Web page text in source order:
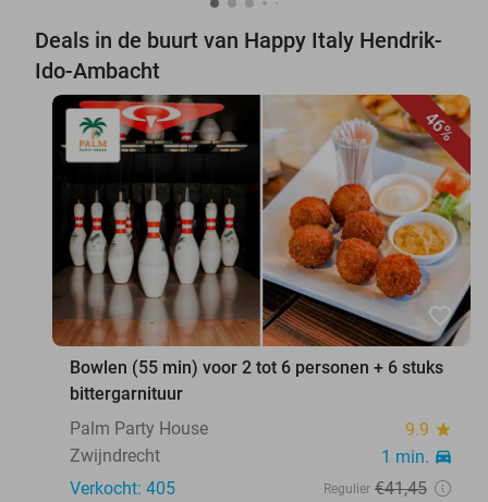
Deals in de buurt van Happy Italy Hendrik-
Ido-Ambacht
46%
favorite_border
Bowlen (55 min) voor 2 tot 6 personen + 6 stuks
bittergarnituur
Palm Party House
9.9 star
Zwijndrecht 1 min. directions_car
Verkocht: 405 Regulier €41,45